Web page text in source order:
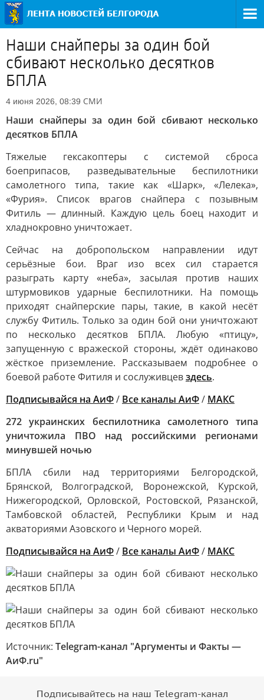
Наши снайперы за один бой
сбивают несколько десятков
БПЛА
4 июня 2026, 08:39 СМИ
Наши снайперы за один бой сбивают несколько
десятков БПЛА
Тяжелые гексакоптеры с системой сброса
боеприпасов, разведывательные беспилотники
самолетного типа, такие как «Шарк», «Лелека»,
«Фурия». Список врагов снайпера с позывным
Фитиль — длинный. Каждую цель боец находит и
хладнокровно уничтожает.
Сейчас на добропольском направлении идут
серьёзные бои. Враг изо всех сил старается
разыграть карту «неба», засылая против наших
штурмовиков ударные беспилотники. На помощь
приходят снайперские пары, такие, в какой несёт
службу Фитиль. Только за один бой они уничтожают
по несколько десятков БПЛА. Любую «птицу»,
запущенную с вражеской стороны, ждёт одинаково
жёсткое приземление. Рассказываем подробнее о
боевой работе Фитиля и сослуживцевздесь.
Подписывайся на АиФ/ Все каналы АиФ/ MAКС
272 украинских беспилотника самолетного типа
уничтожила ПВО над российскими регионами
минувшей ночью
БПЛА сбили над территориями Белгородской,
Брянской, Волгоградской, Воронежской, Курской,
Нижегородской, Орловской, Ростовской, Рязанской,
Тамбовской областей, Республики Крым и над
акваториями Азовского и Черного морей.
Подписывайся на АиФ/ Все каналы АиФ/ MAКС
Источник: Telegram-канал "Аргументы и Факты —
АиФ.ru"
Подписывайтесь на наш Telegram-канал